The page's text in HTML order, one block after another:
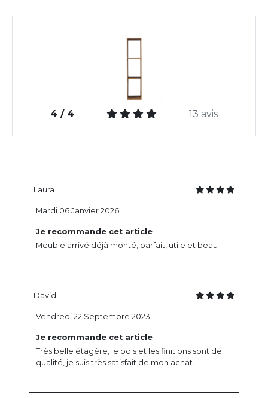
4 / 4 13 avis
Laura
Je recommande cet article
Meuble arrivé déjà monté, parfait, utile et beau
Mardi 06 Janvier 2026
David
Je recommande cet article
Très belle étagère, le bois et les finitions sont de
qualité, je suis très satisfait de mon achat.
Vendredi 22 Septembre 2023